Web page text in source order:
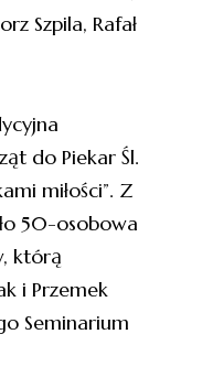
Szpila, Rafał
do Piekar Śl.
miłości”. Z
50-osobowa
którą
i Przemek
Seminarium